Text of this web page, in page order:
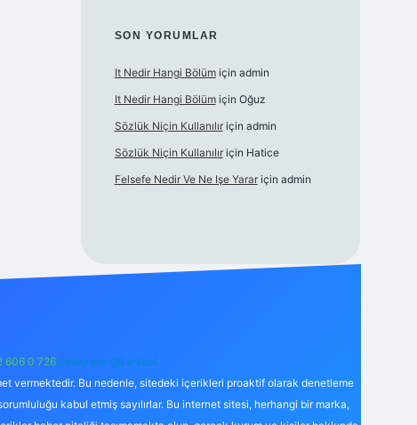
SON YORUMLAR
It Nedir Hangi Bölümiçin admin
It Nedir Hangi Bölümiçin Oğuz
Sözlük Niçin Kullanılıriçin admin
Sözlük Niçin Kullanılıriçin Hatice
Felsefe Nedir Ve Ne Işe Yarariçin admin
606 0 726 Telegram: @karabul
vermektedir. Bu nedenle, sitedeki içerikleri proaktif olarak denetleme
kabul etmiş sayılırlar. Bu internet sitesi, herhangi bir marka,